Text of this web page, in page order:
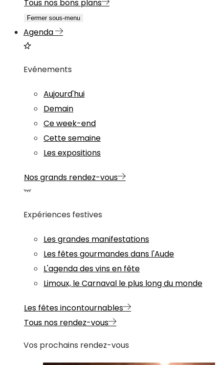
Tous nos bons plans
Fermer sous-menu
Agenda
Evénements
Aujourd'hui
Demain
Ce week-end
Cette semaine
Les expositions
Nos grands rendez-vous
Expériences festives
Les grandes manifestations
Les fêtes gourmandes dans l'Aude
L'agenda des vins en fête
Limoux, le Carnaval le plus long du monde
Les fêtes incontournables
Tous nos rendez-vous
Vos prochains rendez-vous